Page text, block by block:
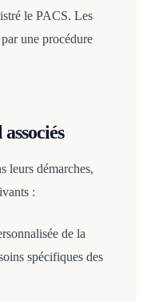
le PACS. Les
une procédure
leurs démarches,
:
de la
spécifiques des